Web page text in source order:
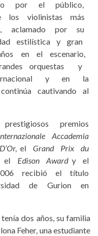
por el público,
los violinistas más
aclamado por su
estilística y gran
en el escenario,
orquestas y
y en la
cautivando al
premios
Accademia
el Grand Prix du
el Edison Award y el
recibió el título
de Gurion en
dos años, su familia
Feher, una estudiante